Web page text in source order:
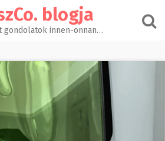
blogja
gondolatok innen-onnan…